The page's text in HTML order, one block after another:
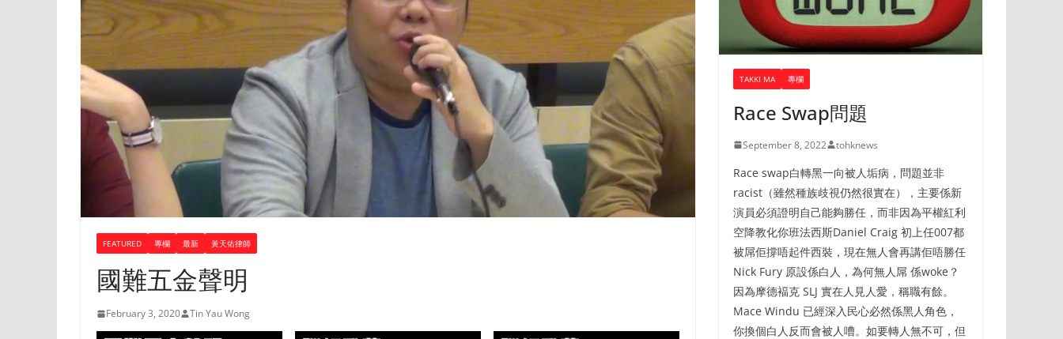
FEATURED 專欄 最新 黃天佑律師
國難五金聲明
February 3, 2020 Tin Yau Wong
TAKKI MA 專欄
Race Swap問題
September 8, 2022 tohknews
Race swap白轉黑一向被人垢病，問題並非
racist（雖然種族歧視仍然很實在），主要係新
演員必須證明自己能夠勝任，而非因為平權紅利
空降教化你班法西斯Daniel Craig 初上任007都
被屌佢撐唔起件西裝，現在無人會再講佢唔勝任
Nick Fury 原設係白人，為何無人屌 係woke？
因為摩德褔克 SLJ 實在人見人愛，稱職有餘。
Mace Windu 已經深入民心必然係黑人角色，
你換個白人反而會被人嘈。如要轉人無不可，但